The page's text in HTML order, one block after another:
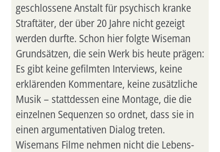
geschlossene Anstalt für psychisch kranke
Straftäter, der über 20 Jahre nicht gezeigt
werden durfte. Schon hier folgte Wiseman
Grundsätzen, die sein Werk bis heute prägen:
Es gibt keine gefilmten Interviews, keine
erklärenden Kommen­tare, keine zusätzliche
Musik – stattdessen eine Montage, die die
einzelnen Sequenzen so ordnet, dass sie in
einen argumentativen Dialog treten.
Wisemans Filme nehmen nicht die Lebens­